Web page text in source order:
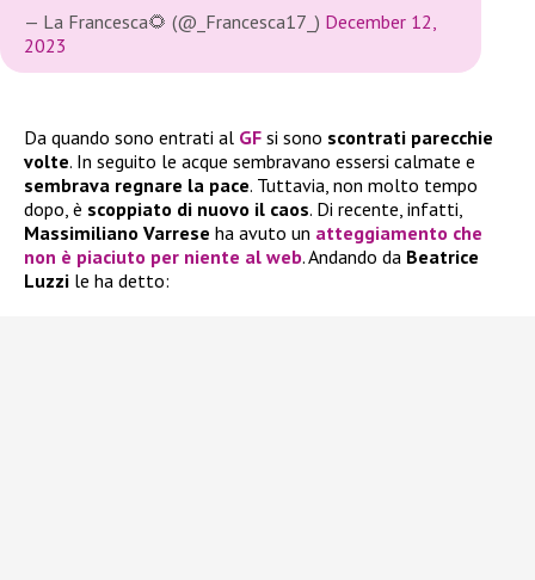
— La Francesca🌻 (@_Francesca17_) December 12,
2023
Da quando sono entrati al GF si sono scontrati parecchie
volte. In seguito le acque sembravano essersi calmate e
sembrava regnare la pace. Tuttavia, non molto tempo
dopo, è scoppiato di nuovo il caos. Di recente, infatti,
Massimiliano Varrese ha avuto un atteggiamento che
non è piaciuto per niente al web. Andando da Beatrice
Luzzi le ha detto: